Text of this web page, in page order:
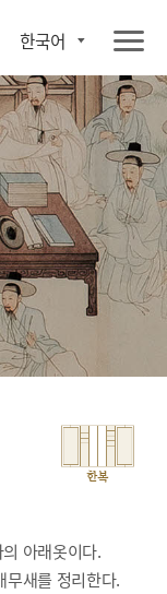
한국어
한복
아래옷이다.
무새를 정리한다.